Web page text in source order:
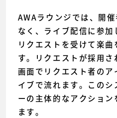
AWAラウンジでは、開
なく、ライブ配信に参
リクエストを受けて楽
す。リクエストが採用
画面でリクエスト者の
イブで流れます。この
ーの主体的なアクショ
ます。